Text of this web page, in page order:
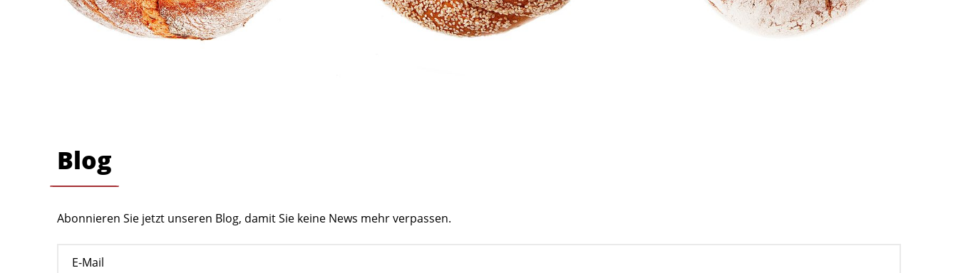
Blog
Abonnieren Sie jetzt unseren Blog, damit Sie keine News mehr verpassen.